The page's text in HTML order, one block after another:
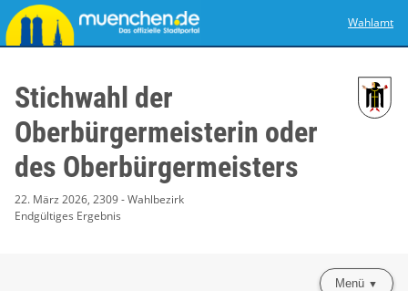
Wahlamt
Stichwahl der
Oberbürgermeisterin oder
des Oberbürgermeisters
22. März 2026, 2309 - Wahlbezirk
Endgültiges Ergebnis
Menü